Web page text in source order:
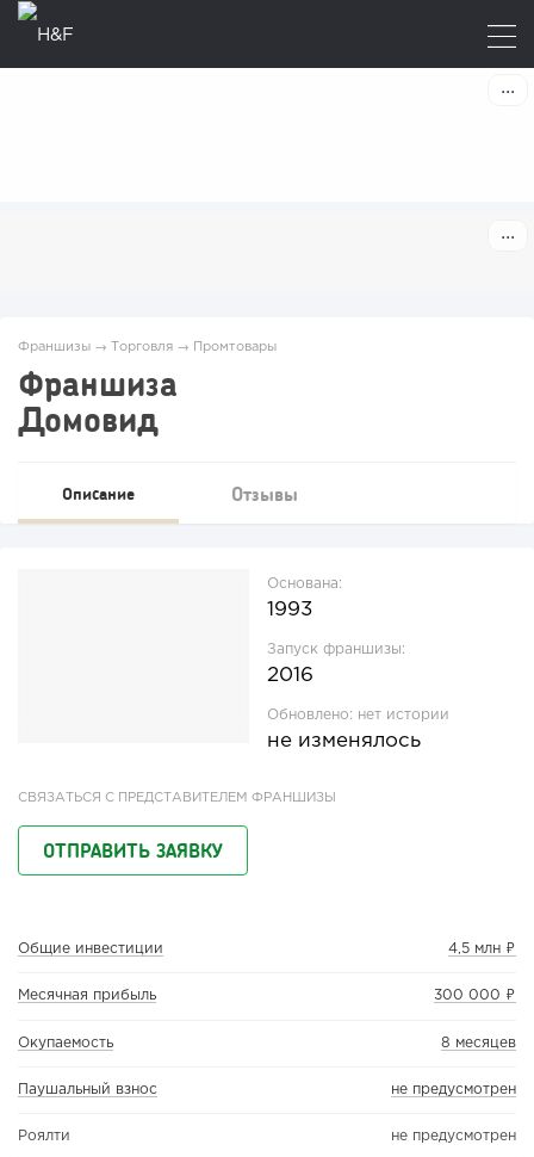
Франшизы → Торговля → Промтовары
Франшиза
Домовид
Описание Отзывы
Основана:
1993
Запуск франшизы:
2016
Обновлено: нет истории
не изменялось
СВЯЗАТЬСЯ С ПРЕДСТАВИТЕЛЕМ ФРАНШИЗЫ
ОТПРАВИТЬ ЗАЯВКУ
Общие инвестиции 4,5 млн ₽
Месячная прибыль 300 000 ₽
Окупаемость 8 месяцев
Паушальный взнос не предусмотрен
Роялти не предусмотрен